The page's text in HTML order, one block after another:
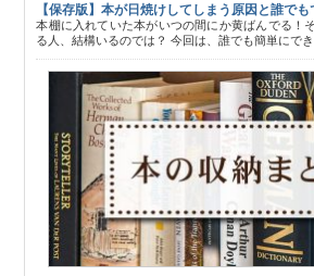
【保存版】本が日焼けしてしまう原因と誰で
本棚に入れていた本がいつの間にか黄ばんでる！
る人、結構いるのでは？ 今回は、誰でも簡単にで